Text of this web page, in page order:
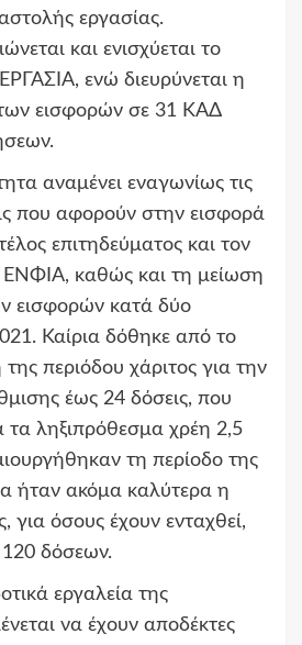
εργασίας.
και ενισχύεται το
ενώ διευρύνεται η
εισφορών σε 31 ΚΑΔ
αναμένει εναγωνίως τις
που αφορούν στην εισφορά
επιτηδεύματος και τον
καθώς και τη μείωση
εισφορών κατά δύο
Καίρια δόθηκε από το
περιόδου χάριτος για την
έως 24 δόσεις, που
τα ληξιπρόθεσμα χρέη 2,5
τη περίοδο της
ήταν ακόμα καλύτερα η
όσους έχουν ενταχθεί,
δόσεων.
εργαλεία της
να έχουν αποδέκτες